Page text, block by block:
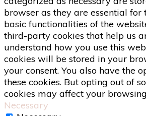
browser as they are essential
basic functionalities of the
third-party cookies that help us
understand how you use this
cookies will be stored in your
your consent. You also have the
these cookies. But opting out of
cookies may affect your
Necessary